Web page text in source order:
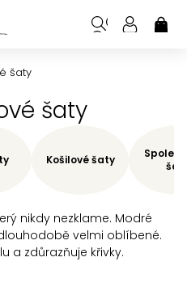
šaty
šaty
nikdy nezklame. Modré
velmi oblíbené.
a zdůrazňuje křivky.
Košilové šaty